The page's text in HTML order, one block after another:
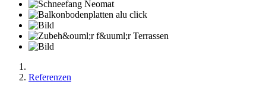
Referenzen